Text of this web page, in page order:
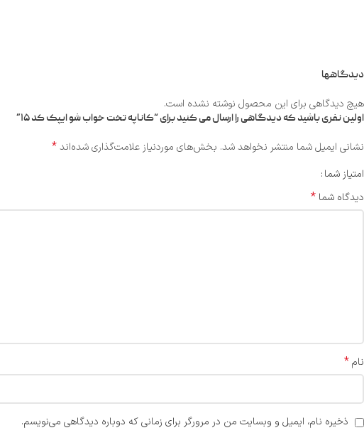
دیدگاهها
هیچ دیدگاهی برای این محصول نوشته نشده است.
اولین نفری باشید که دیدگاهی را ارسال می کنید برای “کاناپه تخت خواب شو ایپک کد ۱۵”
نشانی ایمیل شما منتشر نخواهد شد. بخش‌های موردنیاز علامت‌گذاری شده‌اند*
امتیاز شما
دیدگاه شما *
نام*
ذخیره نام، ایمیل و وبسایت من در مرورگر برای زمانی که دوباره دیدگاهی می‌نویسم.